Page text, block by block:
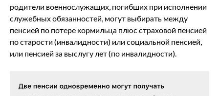
родители военнослужащих, погибших при исполнении
служебных обязанностей, могут выбирать между
пенсией по потере кормильца плюс страховой пенсией
по старости (инвалидности) или социальной пенсией,
или пенсией за выслугу лет (по инвалидности).